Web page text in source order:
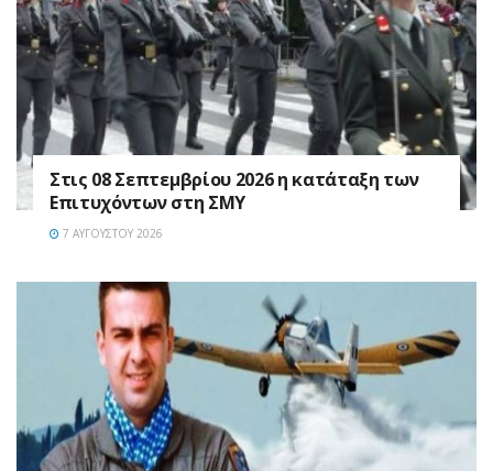
Στις 08 Σεπτεμβρίου 2026 η κατάταξη των
Επιτυχόντων στη ΣΜΥ
7 ΑΥΓΟΎΣΤΟΥ 2026